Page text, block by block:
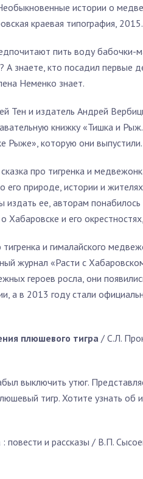
истории о
краевая типография,
пить воду
А знаете, кто посадил первые
Неменко знает.
Тен и издатель Андрей
книжку «Тишка и
Рыже», которую они выпустили.
про тигренка и
его природе, истории и
издать ее, авторам
о Хабаровске и его
и гималайского
журнал «Расти с
героев росла, они
а в 2013 году стали
плюшевого тигра / С.Л.
выключить утюг.
тигр. Хотите узнать об
: повести и рассказы / В.П.